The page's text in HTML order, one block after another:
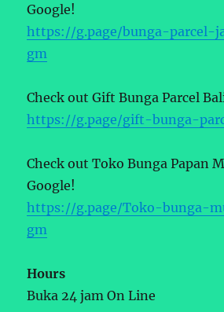
Google!
https://g.page/bunga-parcel-
gm
Check out Gift Bunga Parcel
https://g.page/gift-bunga-
Check out Toko Bunga Papan
Google!
https://g.page/Toko-bunga-
gm
Hours
Buka 24 jam On Line